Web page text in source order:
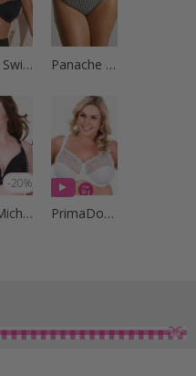
Freya Swim Panache Swim
-20%
Ewa Michalak PrimaDonna Lingerie